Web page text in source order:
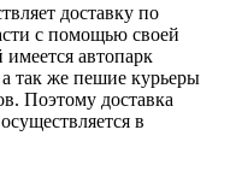
доставку по
с помощью своей
автопарк
так же пешие курьеры
Поэтому доставка
в